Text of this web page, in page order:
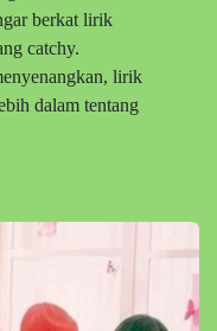
berkat lirik
catchy.
lirik
dalam tentang